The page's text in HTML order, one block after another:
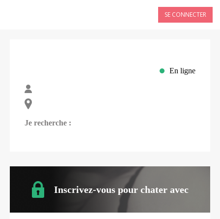
SE CONNECTER
En ligne
Je recherche :
Inscrivez-vous pour chater avec